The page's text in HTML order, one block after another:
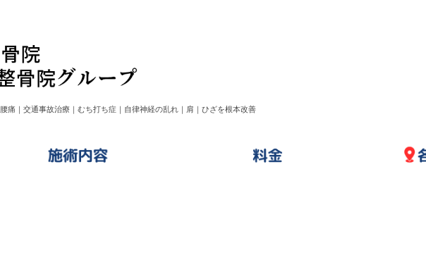
腰痛｜交通事故治療｜むち打ち症｜自律神経の乱れ｜肩｜ひざを根本改善